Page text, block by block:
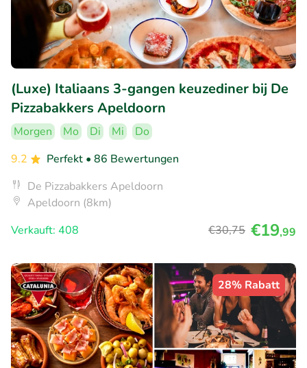
(Luxe) Italiaans 3-gangen keuzediner bij De
Pizzabakkers Apeldoorn
Morgen Mo Di Mi
Do
9.2
Perfekt • 86 Bewertungen
De Pizzabakkers Apeldoorn
Apeldoorn (8km)
Verkauft: 408
€30,75 €19,99
28% Rabatt